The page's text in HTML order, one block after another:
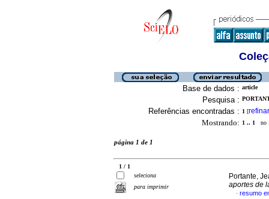
Base de dados : article
Pesquisa :
Referências encontradas : 1 [refinar
Mostrando: 1 .. 1 no
página 1 de 1
1 / 1
seleciona
para imprimir
Portante,
aportes de
· resumo